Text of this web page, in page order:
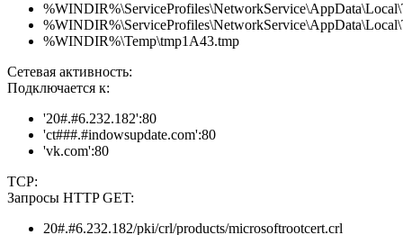
%WINDIR%\Temp\tmp1A43.tmp
Сетевая активность:
Подключается к:
'20#.#6.232.182':80
'ct###.#indowsupdate.com':80
'vk.com':80
TCP:
Запросы HTTP GET:
20#.#6.232.182/pki/crl/products/microsoftrootcert.crl